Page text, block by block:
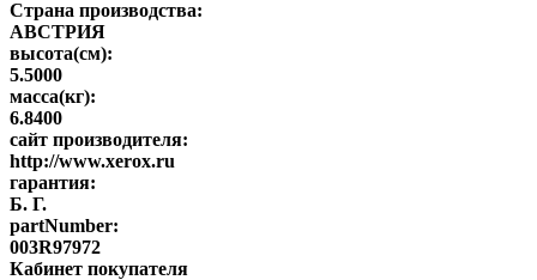
Страна производства:
АВСТРИЯ
высота(см):
5.5000
масса(кг):
6.8400
сайт производителя:
http://www.xerox.ru
гарантия:
Б. Г.
partNumber:
003R97972
Кабинет покупателя